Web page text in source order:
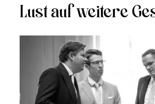
Lust auf weitere